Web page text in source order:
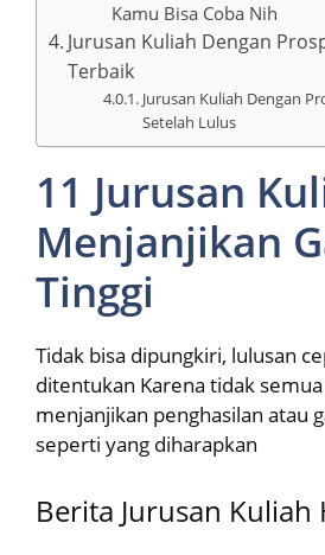
Kamu Bisa Coba Nih
Jurusan Kuliah Dengan
Terbaik
Jurusan Kuliah Dengan
Setelah Lulus
11 Jurusan
Menjanjikan
Tinggi
Tidak bisa dipungkiri, lulusan
ditentukan Karena tidak
menjanjikan penghasilan atau
seperti yang diharapkan
Berita Jurusan Kuliah